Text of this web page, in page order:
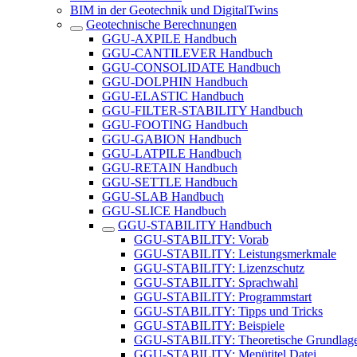
BIM in der Geotechnik und DigitalTwins
Geotechnische Berechnungen
GGU-AXPILE Handbuch
GGU-CANTILEVER Handbuch
GGU-CONSOLIDATE Handbuch
GGU-DOLPHIN Handbuch
GGU-ELASTIC Handbuch
GGU-FILTER-STABILITY Handbuch
GGU-FOOTING Handbuch
GGU-GABION Handbuch
GGU-LATPILE Handbuch
GGU-RETAIN Handbuch
GGU-SETTLE Handbuch
GGU-SLAB Handbuch
GGU-SLICE Handbuch
GGU-STABILITY Handbuch
GGU-STABILITY: Vorab
GGU-STABILITY: Leistungsmerkmale
GGU-STABILITY: Lizenzschutz
GGU-STABILITY: Sprachwahl
GGU-STABILITY: Programmstart
GGU-STABILITY: Tipps und Tricks
GGU-STABILITY: Beispiele
GGU-STABILITY: Theoretische
GGU-STABILITY: Menütitel Datei